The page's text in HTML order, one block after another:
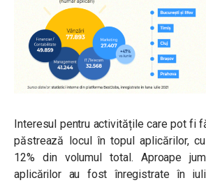
Interesul pentru activitățile care pot fi
păstrează locul în topul aplicărilor,
12% din volumul total. Aproape
aplicărilor au fost înregistrate în